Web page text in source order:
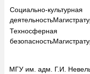
Социально-культурная
деятельность
Техносферная
безопасность
МГУ им. адм. Г.И.